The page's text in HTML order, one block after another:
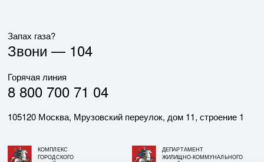
Запах газа?
Звони — 104
Горячая линия
8 800 700 71 04
105120 Москва, Мрузовский переулок, дом 11, строение 1
КОМПЛЕКС
ГОРОДСКОГО
ДЕПАРТАМЕНТ
ЖИЛИЩНО-КОММУНАЛЬНОГО